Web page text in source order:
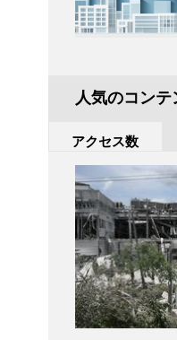
人気のコンテ
アクセス数